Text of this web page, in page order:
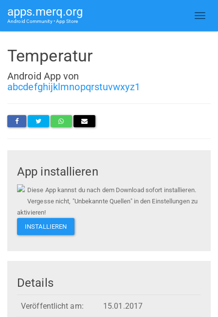
apps.merq.org
Android Community • App Store
Temperatur
Android App von
abcdefghijklmnopqrstuvwxyz1
App installieren
Diese App kannst du nach dem Download sofort installieren.
Vergesse nicht, "Unbekannte Quellen" in den Einstellungen zu
aktivieren!
INSTALLIEREN
Details
Veröffentlicht am: 15.01.2017